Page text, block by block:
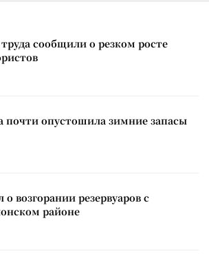
сообщили о резком росте
почти опустошила зимние запасы
возгорании резервуаров с
районе